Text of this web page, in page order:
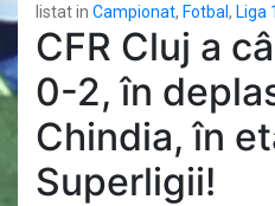
listat in Campionat, Fotbal , Liga 1
CFR Cluj a
0-2, în
Chindia, în
Superligii!